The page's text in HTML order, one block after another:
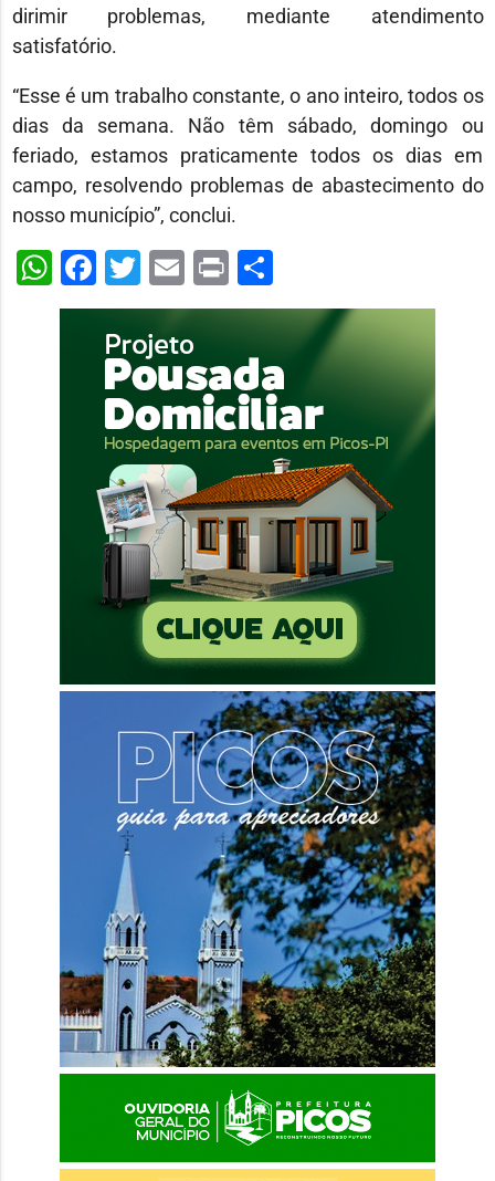
dirimir problemas, mediante atendimento
satisfatório.
“Esse é um trabalho constante, o ano inteiro, todos os
dias da semana. Não têm sábado, domingo ou
feriado, estamos praticamente todos os dias em
campo, resolvendo problemas de abastecimento do
nosso município”, conclui.
WhatsApp
Facebook
Twitter
Email
PrintShare